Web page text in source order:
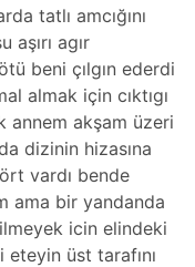
tatlı amcığını
aşırı agır
beni çılgın ederdi
almak için cıktıgı
annem akşam üzeri
dizinin hizasına
vardı bende
ama bir yandanda
icin elindeki
üst tarafını